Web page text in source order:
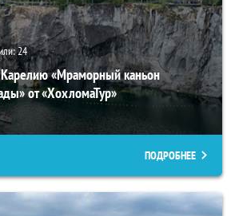
24
«Мраморный каньон
от «ХохломаТур»
ПОДРОБНЕЕ